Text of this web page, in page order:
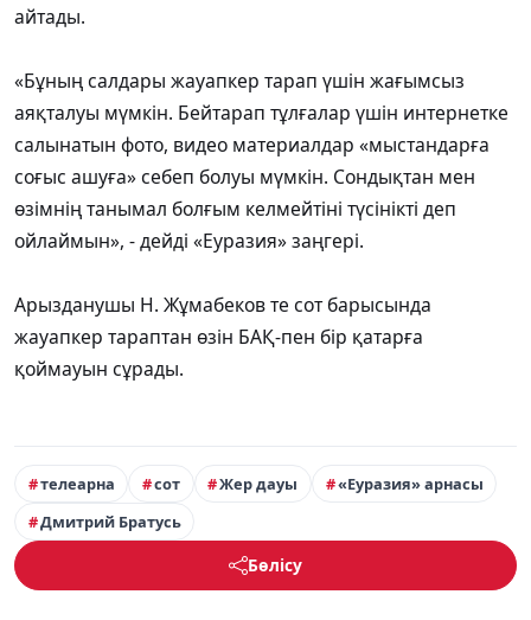
айтады.
«Бұның салдары жауапкер тарап үшін жағымсыз
аяқталуы мүмкін. Бейтарап тұлғалар үшін интернетке
салынатын фото, видео материалдар «мыстандарға
соғыс ашуға» себеп болуы мүмкін. Сондықтан мен
өзімнің танымал болғым келмейтіні түсінікті деп
ойлаймын», - дейді «Еуразия» заңгері.
Арызданушы Н. Жұмабеков те сот барысында
жауапкер тараптан өзін БАҚ-пен бір қатарға
қоймауын сұрады.
телеарна сот Жер дауы
«Еуразия» арнасы
Дмитрий Братусь
Бөлісу